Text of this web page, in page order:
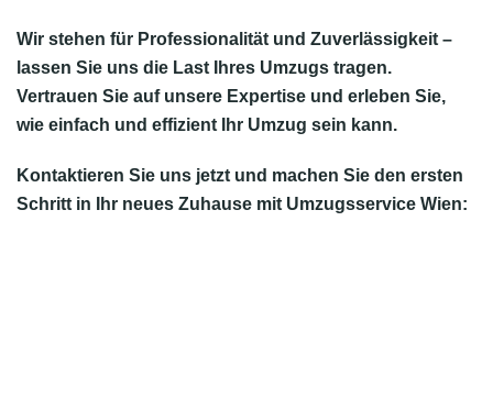
Wir stehen für Professionalität und Zuverlässigkeit –
lassen Sie uns die Last Ihres Umzugs tragen.
Vertrauen Sie auf unsere Expertise und erleben Sie,
wie einfach und effizient Ihr Umzug sein kann.
Kontaktieren Sie uns jetzt und machen Sie den ersten
Schritt in Ihr neues Zuhause mit Umzugsservice Wien: